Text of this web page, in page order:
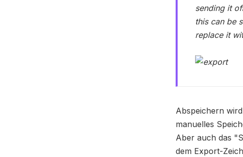
sending it
this can be
replace it
Abspeichern
manuelles
Aber auch das
dem Export-